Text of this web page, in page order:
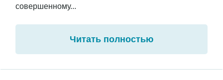
совершенному...
Читать полностью